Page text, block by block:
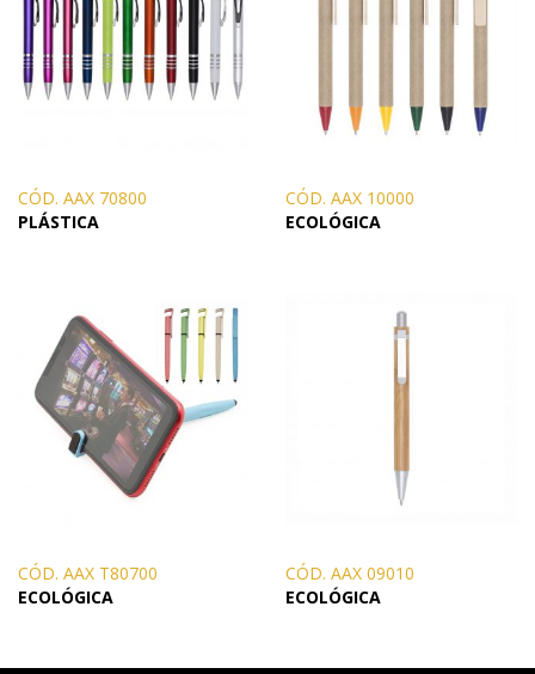
CÓD. AAX 70800
PLÁSTICA
CÓD. AAX 10000
ECOLÓGICA
CÓD. AAX T80700
ECOLÓGICA
CÓD. AAX 09010
ECOLÓGICA